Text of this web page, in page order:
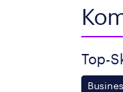
Top-